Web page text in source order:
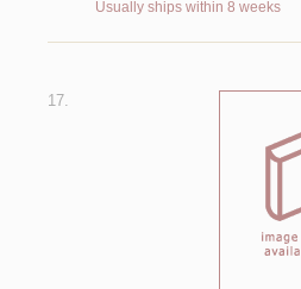
Usually ships within 8 weeks
17.